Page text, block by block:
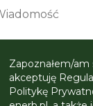
Zapoznałem/am
akceptuję
Politykę